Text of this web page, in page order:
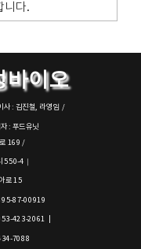
니다.
바이오
사 : 김진철, 라영임 /
: 푸드유닛
169 /
550-4｜
로 15
87-00919
423-2061 |
7088